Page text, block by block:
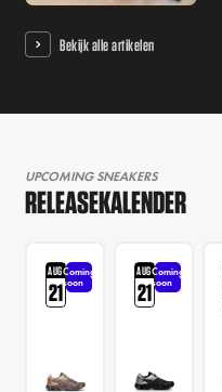
Bekijk alle artikelen
UPCOMING SNEAKERS
RELEASEKALENDER
AUG
21
Coming
soon
AUG
21
Coming
soon